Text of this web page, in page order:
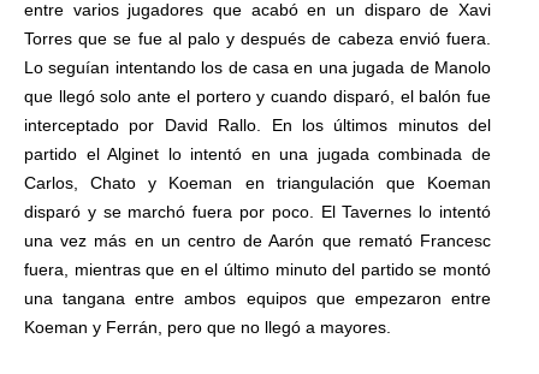
entre varios jugadores que acabó en un disparo de Xavi
Torres que se fue al palo y después de cabeza envió fuera.
Lo seguían intentando los de casa en una jugada de Manolo
que llegó solo ante el portero y cuando disparó, el balón fue
interceptado por David Rallo. En los últimos minutos del
partido el Alginet lo intentó en una jugada combinada de
Carlos, Chato y Koeman en triangulación que Koeman
disparó y se marchó fuera por poco. El Tavernes lo intentó
una vez más en un centro de Aarón que remató Francesc
fuera, mientras que en el último minuto del partido se montó
una tangana entre ambos equipos que empezaron entre
Koeman y Ferrán, pero que no llegó a mayores.